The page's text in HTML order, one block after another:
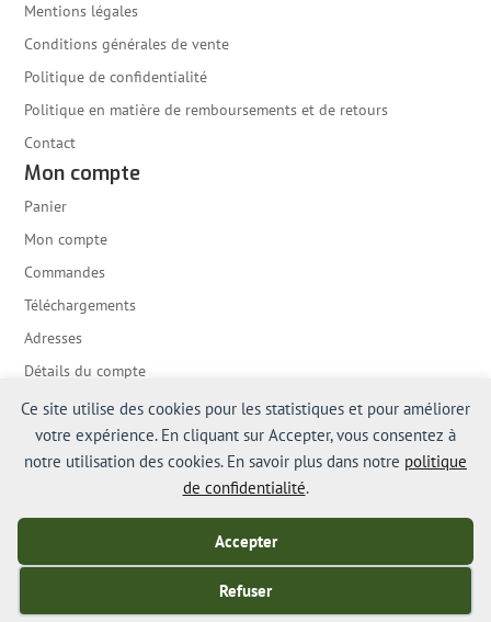
Ce site utilise des cookies pour les statistiques et pour améliorer
votre expérience. En cliquant sur Accepter, vous consentez à
notre utilisation des cookies. En savoir plus dans notre politique
de confidentialité.
Accepter
Refuser
Mentions légales
Conditions générales de vente
Politique de confidentialité
Politique en matière de remboursements et de retours
Contact
Mon compte
Panier
Mon compte
Commandes
Téléchargements
Adresses
Détails du compte
Mot de passe perdu
Contact
Chat Lundi - Vendredi
contact@peche-chasse.fr
© Copyright PECHE-CHASSE.
TVA non applicable, art. 293 B du CGI